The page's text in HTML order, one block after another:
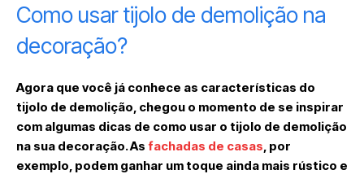
Como usar tijolo de demolição na
decoração?
Agora que você já conhece as características do
tijolo de demolição, chegou o momento de se inspirar
com algumas dicas de como usar o tijolo de demolição
na sua decoração. As fachadas de casas , por
exemplo, podem ganhar um toque ainda mais rústico e